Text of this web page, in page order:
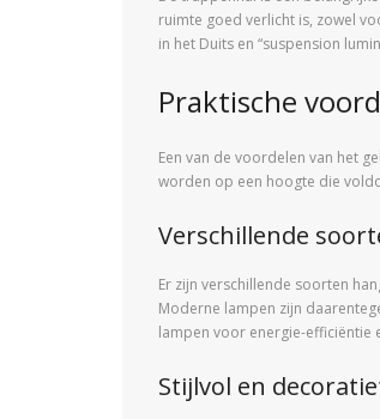
ruimte goed verlicht is, zowel
in het Duits en “suspension
Praktische
Een van de voordelen van het
worden op een hoogte die
Verschillende
Er zijn verschillende soorten
Moderne lampen zijn
lampen voor energie-efficiëntie
Stijlvol en